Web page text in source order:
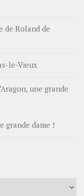
de Roland de
le-Vieux
une grande
grande dame !